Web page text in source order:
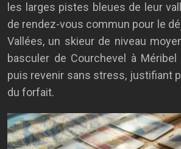
les larges pistes bleues de leur
de rendez-vous commun pour le
Vallées, un skieur de niveau
basculer de Courchevel à
puis revenir sans stress, justifiant
du forfait.